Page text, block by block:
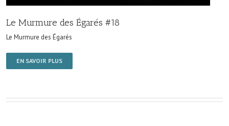
Le Murmure des Égarés #18
Le Murmure des Égarés
EN SAVOIR PLUS